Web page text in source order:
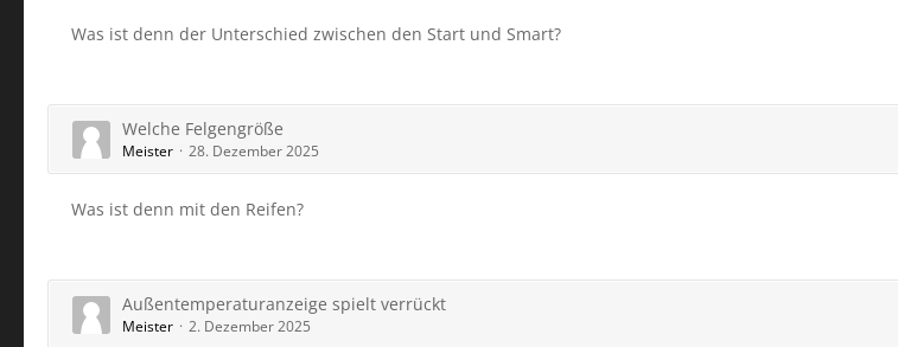
Was ist denn der Unterschied zwischen den Start und Smart?
Welche Felgengröße
Meister 28. Dezember 2025
Was ist denn mit den Reifen?
Außentemperaturanzeige spielt verrückt
Meister 2. Dezember 2025